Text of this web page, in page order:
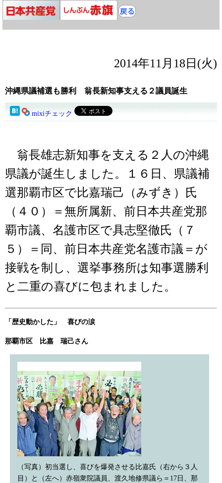
2014年11月18日(火)
沖縄県議補選も勝利 翁長新知事支える２議員誕生
mixiチェック
翁長雄志新知事を支える２人の沖縄
県議が誕生しました。１６日、県議補
選那覇市区で比嘉瑞己（みずき）氏
（４０）＝無所属新、前日本共産党那
覇市議、名護市区で具志堅徹氏（７
５）＝同、前日本共産党名護市議＝が
接戦を制し、選挙事務所は知事選勝利
と二重の喜びに包まれました。
「歴史動かした」 喜びの涙
那覇市区 比嘉 瑞己さん
（写真）初当選し、喜びを爆発させる比嘉氏（右から３人
目）と（左へ）赤嶺衆院議員、渡久地修県議ら＝17日、那